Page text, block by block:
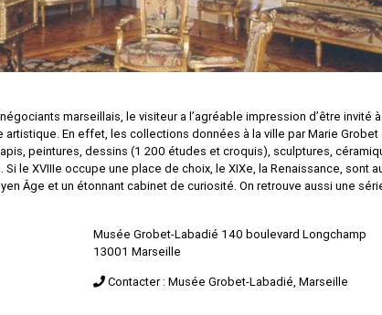
marseillais, le visiteur a l’agréable impression d’être invité
En effet, les collections données à la ville par Marie
peintures, dessins (1 200 études et croquis), sculptures,
le XVIIIe occupe une place de choix, le XIXe, la Renaissance, sont
Âge et un étonnant cabinet de curiosité. On retrouve aussi une
Musée Grobet-Labadié 140 boulevard Longchamp
13001 Marseille
Contacter : Musée Grobet-Labadié, Marseille